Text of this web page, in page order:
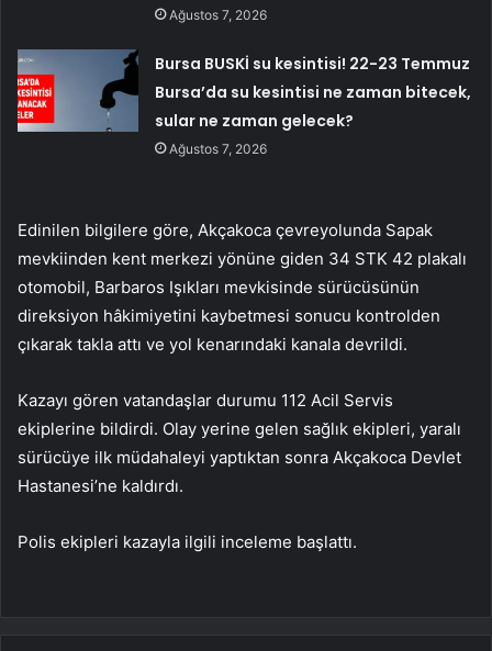
Ağustos 7, 2026
Bursa BUSKİ su kesintisi! 22-23 Temmuz
Bursa’da su kesintisi ne zaman bitecek,
sular ne zaman gelecek?
Ağustos 7, 2026
Edinilen bilgilere göre, Akçakoca çevreyolunda Sapak
mevkiinden kent merkezi yönüne giden 34 STK 42 plakalı
otomobil, Barbaros Işıkları mevkisinde sürücüsünün
direksiyon hâkimiyetini kaybetmesi sonucu kontrolden
çıkarak takla attı ve yol kenarındaki kanala devrildi.
Kazayı gören vatandaşlar durumu 112 Acil Servis
ekiplerine bildirdi. Olay yerine gelen sağlık ekipleri, yaralı
sürücüye ilk müdahaleyi yaptıktan sonra Akçakoca Devlet
Hastanesi’ne kaldırdı.
Polis ekipleri kazayla ilgili inceleme başlattı.